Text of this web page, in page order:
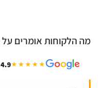
מה הלקוחות אומרים על
★★★★★
4.9